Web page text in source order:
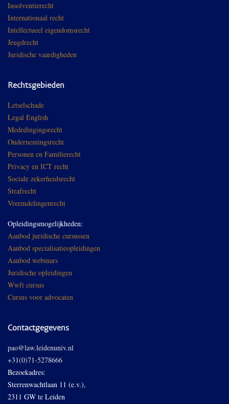
Insolventierecht
Internationaal recht
Intellectueel eigendomsrecht
Jeugdrecht
Juridische vaardigheden
Rechtsgebieden
Letselschade
Legal English
Mededingingsrecht
Ondernemingsrecht
Personen en Familierecht
Privacy en ICT recht
Sociale zekerheidsrecht
Strafrecht
Vreemdelingenrecht
Opleidingsmogelijkheden:
Aanbod juridische cursussen
Aanbod specialisatieopleidingen
Aanbod webinars
Juridische opleidingen
Wwft cursus
Cursus voor advocaten
Contactgegevens
pao@law.leidenuniv.nl
+31(0)71-5278666
Bezoekadres:
Sterrenwachtlaan 11 (e.v.),
2311 GW te Leiden